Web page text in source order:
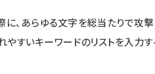
、あらゆる文字を総当たりで攻撃
やすいキーワードのリストを入力す